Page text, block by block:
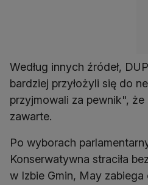
Według innych źródeł,
bardziej przyłożyli się do
przyjmowali za pewnik",
zawarte.
Po wyborach
Konserwatywna straciła
w Izbie Gmin, May